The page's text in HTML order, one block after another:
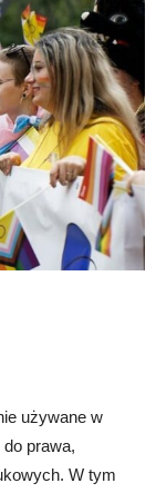
używane w
prawa,
W tym